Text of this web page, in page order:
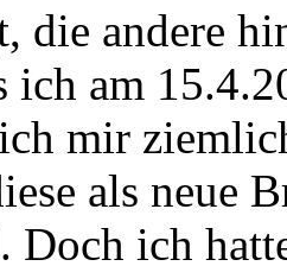
die andere
ich am
mir
als neue
Doch ich